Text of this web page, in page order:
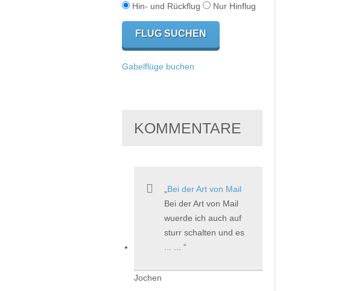
Hin- und Rückflug Nur Hinflug
Gabelflüge buchen
KOMMENTARE
Bei der Art von Mail
Bei der Art von Mail
wuerde ich auch auf
sturr schalten und es
Jochen